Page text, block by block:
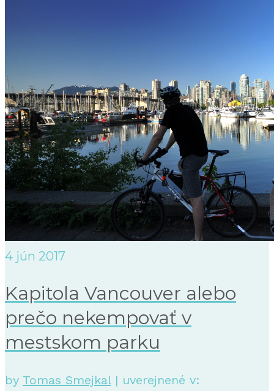
4 jún 2017
Kapitola Vancouver alebo
prečo nekempovať v
mestskom parku
by Tomas Smejkal| uverejnené v: